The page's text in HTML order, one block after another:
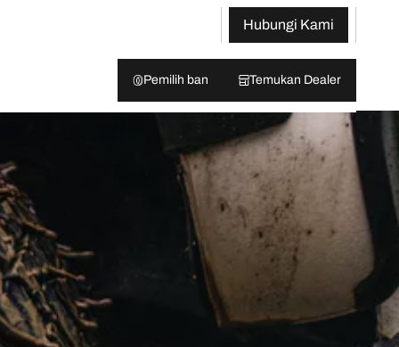
Hubungi Kami
Pemilih ban Temukan Dealer